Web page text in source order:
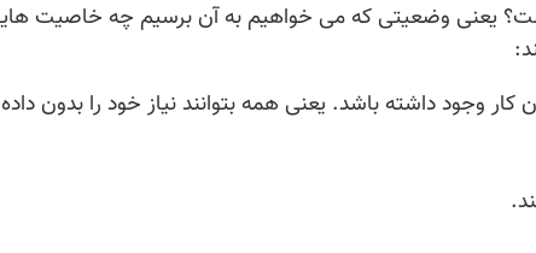
یعنی وضعیتی که می خواهیم به آن برسیم چه خاصیت
وجود داشته باشد. یعنی همه بتوانند نیاز خود را بدون